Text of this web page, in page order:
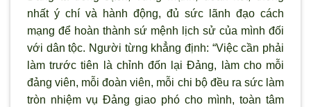
nhất ý chí và hành động, đủ sức lãnh đạo cách
mạng để hoàn thành sứ mệnh lịch sử của mình đối
với dân tộc. Người từng khẳng định: “Việc cần phải
làm trước tiên là chỉnh đốn lại Đảng, làm cho mỗi
đảng viên, mỗi đoàn viên, mỗi chi bộ đều ra sức làm
tròn nhiệm vụ Đảng giao phó cho mình, toàn tâm